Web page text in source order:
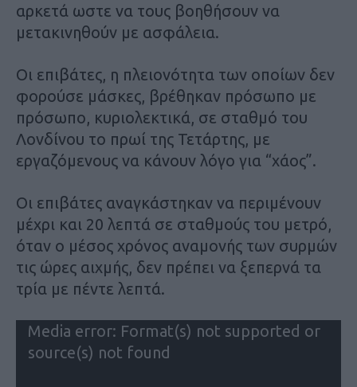
αρκετά ωστε να τους βοηθήσουν να
μετακινηθούν με ασφάλεια.
Οι επιβάτες, η πλειονότητα των οποίων δεν
φορούσε μάσκες, βρέθηκαν πρόσωπο με
πρόσωπο, κυριολεκτικά, σε σταθμό του
Λονδίνου το πρωί της Τετάρτης, με
εργαζόμενους να κάνουν λόγο για “χάος”.
Οι επιβάτες αναγκάστηκαν να περιμένουν
μέχρι και 20 λεπτά σε σταθμούς του μετρό,
όταν ο μέσος χρόνος αναμονής των συρμών
τις ώρες αιχμής, δεν πρέπει να ξεπερνά τα
τρία με πέντε λεπτά.
Πρόγραμμα
Αναπαραγωγής
Media error: Format(s) not supported or
source(s) not found